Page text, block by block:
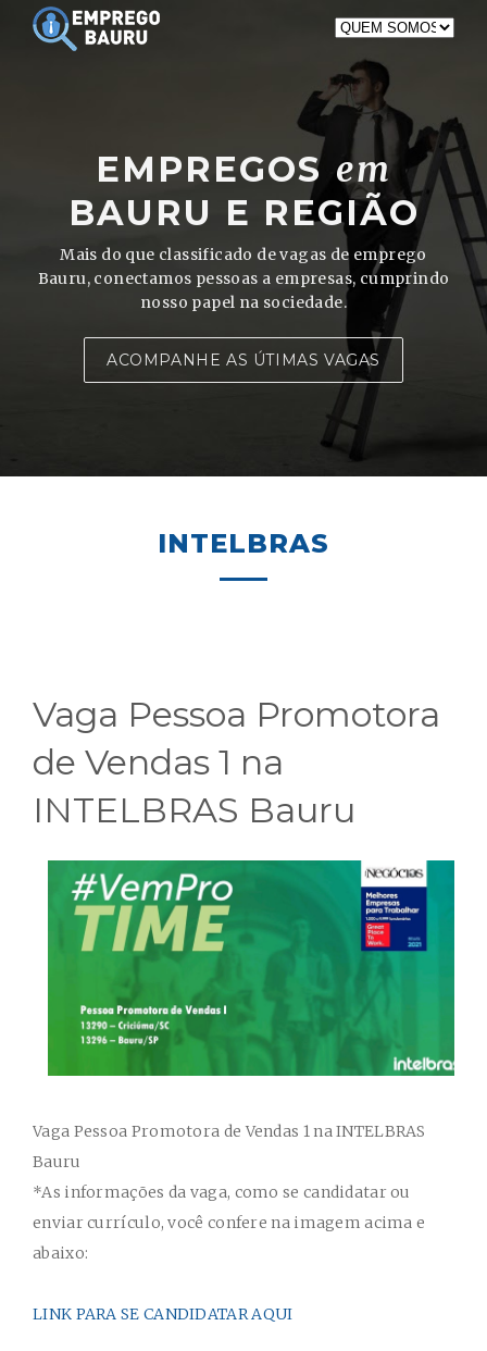
EMPREGOS em
BAURU E REGIÃO
Mais do que classificado de vagas de emprego
Bauru, conectamos pessoas a empresas, cumprindo
nosso papel na sociedade.
ACOMPANHE AS ÚTIMAS VAGAS
INTELBRAS
Vaga Pessoa Promotora
de Vendas 1 na
INTELBRAS Bauru
Vaga Pessoa Promotora de Vendas 1 na INTELBRAS
Bauru
*As informações da vaga, como se candidatar ou
enviar currículo, você confere na imagem acima e
abaixo:
LINK PARA SE CANDIDATAR AQUI